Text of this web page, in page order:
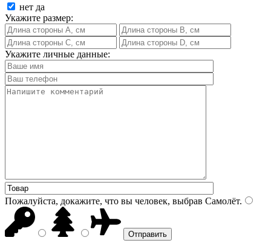
нет да
Укажите размер:
Укажите личные данные:
Пожалуйста, докажите, что вы человек, выбрав Самолёт.